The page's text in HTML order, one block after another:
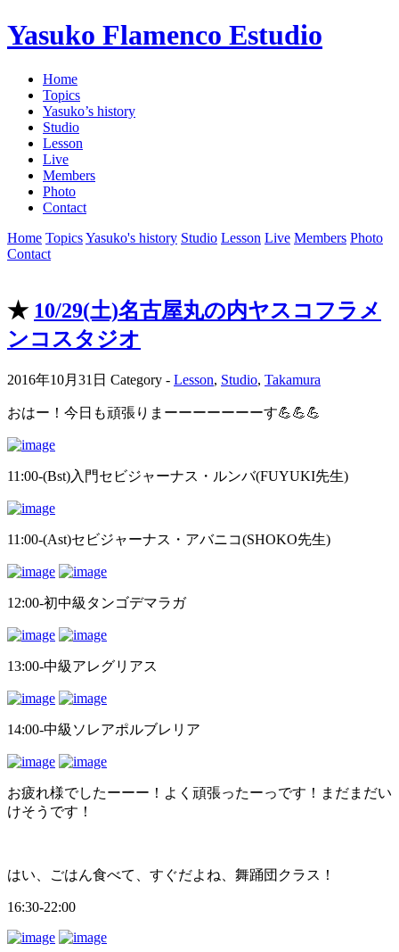
Yasuko Flamenco Estudio
Home
Topics
Yasuko’s history
Studio
Lesson
Live
Members
Photo
Contact
Home TopicsYasuko's history Studio Lesson Live Members Photo
Contact
★ 10/29(土)名古屋丸の内ヤスコフラメ
ンコスタジオ
2016年10月31日 Category - Lesson, Studio, Takamura
おはー！今日も頑張りまーーーーーーーす💪💪💪
11:00-(Bst)入門セビジャーナス・ルンバ(FUYUKI先生)
11:00-(Ast)セビジャーナス・アバニコ(SHOKO先生)
12:00-初中級タンゴデマラガ
13:00-中級アレグリアス
14:00-中級ソレアポルブレリア
お疲れ様でしたーーー！よく頑張ったーっです！まだまだい
けそうです！
はい、ごはん食べて、すぐだよね、舞踊団クラス！
16:30-22:00